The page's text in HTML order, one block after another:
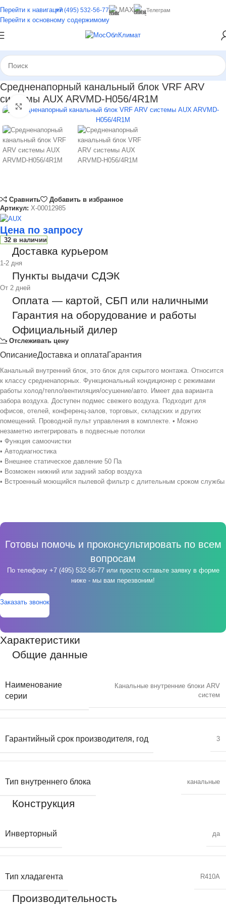
Перейти к навигации
Перейти к основному содержимому
+7 (495) 532-56-77 MAX Телеграм
Средненапорный канальный блок VRF ARV
системы AUX ARVMD-H056/4R1М
Нажмите, чтобы увеличить
Сравнить
Добавить в избранное
Артикул: X-00012985
Цена по запросу
32 в наличии
Доставка курьером
1-2 дня
Пункты выдачи СДЭК
От 2 дней
Оплата — картой, СБП или наличными
Гарантия на оборудование и работы
Официальный дилер
Отслеживать цену
ОписаниеДоставка и оплатаГарантия
Канальный внутренний блок, это блок для скрытого монтажа. Относится
к классу средненапорных. Функциональный кондиционер с режимами
работы холод/тепло/вентиляция/осушение/авто. Имеет два варианта
забора воздуха. Доступен подмес свежего воздуха. Подходит для
офисов, отелей, конференц-залов, торговых, складских и других
помещений. Проводной пульт управления в комплекте. • Можно
незаметно интегрировать в подвесные потолки
• Функция самоочистки
• Автодиагностика
• Внешнее статическое давление 50 Па
• Возможен нижний или задний забор воздуха
• Встроенный моющийся пылевой фильтр с длительным сроком службы
Готовы помочь и проконсультировать по всем
вопросам
По телефону +7 (495) 532-56-77или просто оставьте заявку в форме
ниже - мы вам перезвоним!
Заказать звонок
Характеристики
Общие данные
Наименование
серии
Канальные внутренние блоки ARV
систем
Гарантийный срок производителя, год 3
Тип внутреннего блока канальные
Конструкция
Инверторный да
Тип хладагента R410A
Производительность